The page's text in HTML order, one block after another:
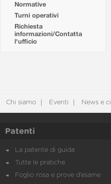
Normative
Turni operativi
Richiesta
informazioni/Contatta
l'ufficio
Chi siamo Eventi News e
Patenti
La patente di guida
Tutte le pratiche
Foglio rosa e prove d’esame